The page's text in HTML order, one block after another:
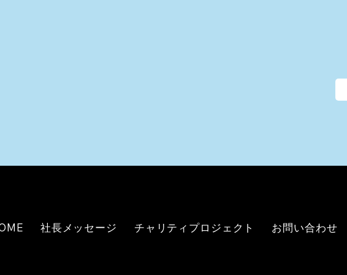
社長メッセージ チャリティプロジェクト お問い合わせ